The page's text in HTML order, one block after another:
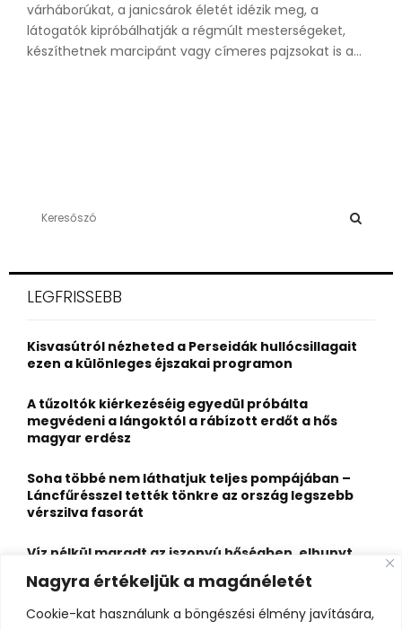
Nagyra értékeljük a magánéletét
Cookie-kat használunk a böngészési élmény javítására,
várháborúkat, a janicsárok életét idézik meg, a
látogatók kipróbálhatják a régmúlt mesterségeket,
készíthetnek marcipánt vagy címeres pajzsokat is a...
h
o
r
LEGFRISSEBB
Kisvasútról nézheted a Perseidák hullócsillagait
ezen a különleges éjszakai programon
A tűzoltók kiérkezéséig egyedül próbálta
megvédeni a lángoktól a rábízott erdőt a hős
magyar erdész
Soha többé nem láthatjuk teljes pompájában –
Láncfűrésszel tették tönkre az ország legszebb
vérszilva fasorát
Víz nélkül maradt az iszonyú hőségben, elhunyt
egy kiránduló a legnépszerűbb horvát
hegységben